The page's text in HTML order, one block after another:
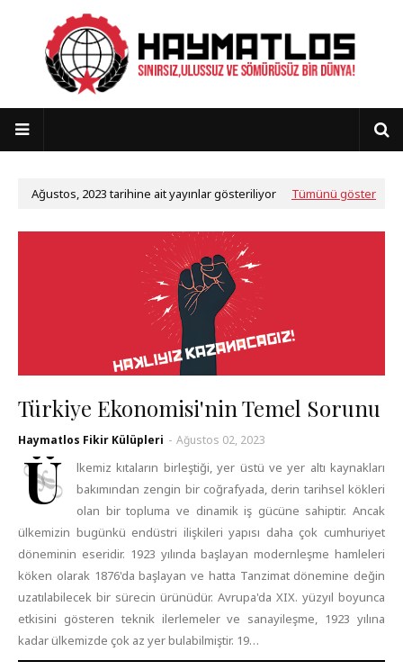
Ağustos, 2023 tarihine ait yayınlar gösteriliyor Tümünü göster
Türkiye Ekonomisi'nin Temel Sorunu
Haymatlos Fikir Külüpleri - Ağustos 02, 2023
Ü
lkemiz kıtaların birleştiği, yer üstü ve yer altı kaynakları
bakımından zengin bir coğrafyada, derin tarihsel kökleri
olan bir topluma ve dinamik iş gücüne sahiptir. Ancak
ülkemizin bugünkü endüstri ilişkileri yapısı daha çok cumhuriyet
döneminin eseridir. 1923 yılında başlayan modernleşme hamleleri
köken olarak 1876'da başlayan ve hatta Tanzimat dönemine değin
uzatılabilecek bir sürecin ürünüdür. Avrupa'da XIX. yüzyıl boyunca
etkisini gösteren teknik ilerlemeler ve sanayileşme, 1923 yılına
kadar ülkemizde çok az yer bulabilmiştir. 19…